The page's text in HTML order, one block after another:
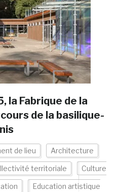
la Fabrique de la
de la basilique-
de lieu Architecture
territoriale Culture
Education artistique